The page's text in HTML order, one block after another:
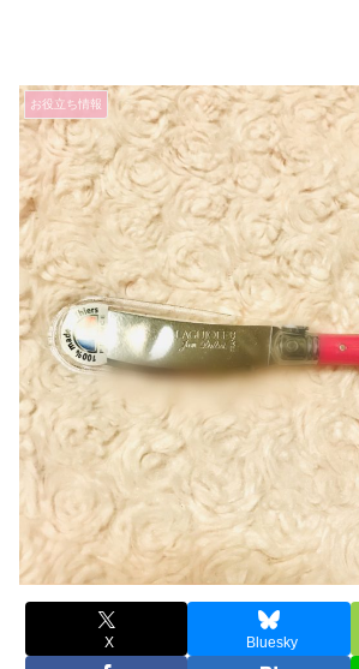
お役立ち情報
X Bluesky